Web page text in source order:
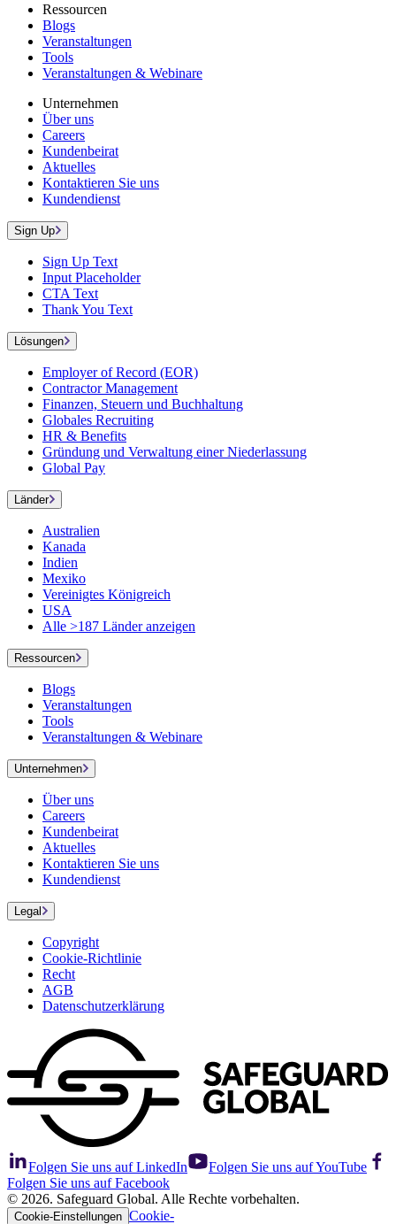
Ressourcen
Blogs
Veranstaltungen
Tools
Veranstaltungen & Webinare
Unternehmen
Über uns
Careers
Kundenbeirat
Aktuelles
Kontaktieren Sie uns
Kundendienst
Sign Up
Sign Up Text
Input Placeholder
CTA Text
Thank You Text
Lösungen
Employer of Record (EOR)
Contractor Management
Finanzen, Steuern und Buchhaltung
Globales Recruiting
HR & Benefits
Gründung und Verwaltung einer Niederlassung
Global Pay
Länder
Australien
Kanada
Indien
Mexiko
Vereinigtes Königreich
USA
Alle >187 Länder anzeigen
Ressourcen
Blogs
Veranstaltungen
Tools
Veranstaltungen & Webinare
Unternehmen
Über uns
Careers
Kundenbeirat
Aktuelles
Kontaktieren Sie uns
Kundendienst
Legal
Copyright
Cookie-Richtlinie
Recht
AGB
Datenschutzerklärung
Folgen Sie uns auf LinkedIn
Folgen Sie uns auf YouTube
Folgen Sie uns auf Facebook
© 2026. Safeguard Global. Alle Rechte vorbehalten.
Cookie-Einstellungen Cookie-